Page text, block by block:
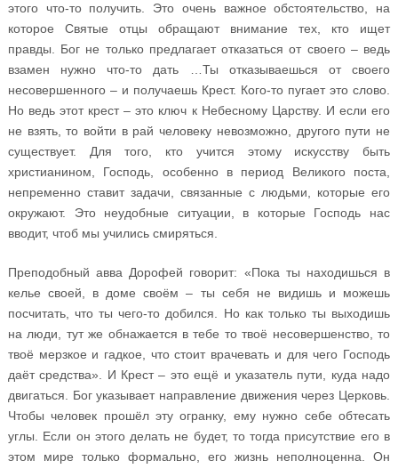
этого что-то получить. Это очень важное обстоятельство, на
которое Святые отцы обращают внимание тех, кто ищет
правды. Бог не только предлагает отказаться от своего – ведь
взамен нужно что-то дать …Ты отказываешься от своего
несовершенного – и получаешь Крест. Кого-то пугает это слово.
Но ведь этот крест – это ключ к Небесному Царству. И если его
не взять, то войти в рай человеку невозможно, другого пути не
существует. Для того, кто учится этому искусству быть
христианином, Господь, особенно в период Великого поста,
непременно ставит задачи, связанные с людьми, которые его
окружают. Это неудобные ситуации, в которые Господь нас
вводит, чтоб мы учились смиряться.
Преподобный авва Дорофей говорит: «Пока ты находишься в
келье своей, в доме своём – ты себя не видишь и можешь
посчитать, что ты чего-то добился. Но как только ты выходишь
на люди, тут же обнажается в тебе то твоё несовершенство, то
твоё мерзкое и гадкое, что стоит врачевать и для чего Господь
даёт средства». И Крест – это ещё и указатель пути, куда надо
двигаться. Бог указывает направление движения через Церковь.
Чтобы человек прошёл эту огранку, ему нужно себе обтесать
углы. Если он этого делать не будет, то тогда присутствие его в
этом мире только формально, его жизнь неполноценна. Он